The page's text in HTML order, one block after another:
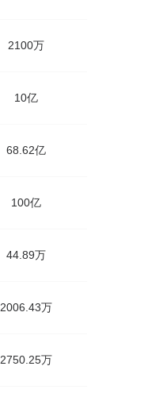
2100万
10亿
68.62亿
100亿
44.89万
2006.43万
2750.25万